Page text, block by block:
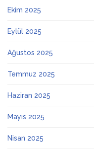
Ekim 2025
Eylül 2025
Ağustos 2025
Temmuz 2025
Haziran 2025
Mayıs 2025
Nisan 2025